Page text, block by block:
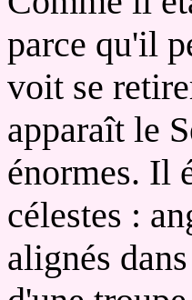
parce qu'il
voit se
apparaît le
énormes. Il
célestes :
alignés